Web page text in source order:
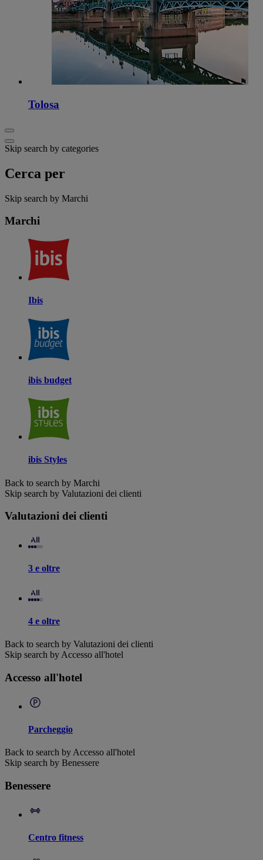
Tolosa
Skip search by categories
Cerca per
Skip search by Marchi
Marchi
Ibis
ibis budget
ibis Styles
Back to search by Marchi
Skip search by Valutazioni dei clienti
Valutazioni dei clienti
3 e oltre
4 e oltre
Back to search by Valutazioni dei clienti
Skip search by Accesso all'hotel
Accesso all'hotel
Parcheggio
Back to search by Accesso all'hotel
Skip search by Benessere
Benessere
Centro fitness